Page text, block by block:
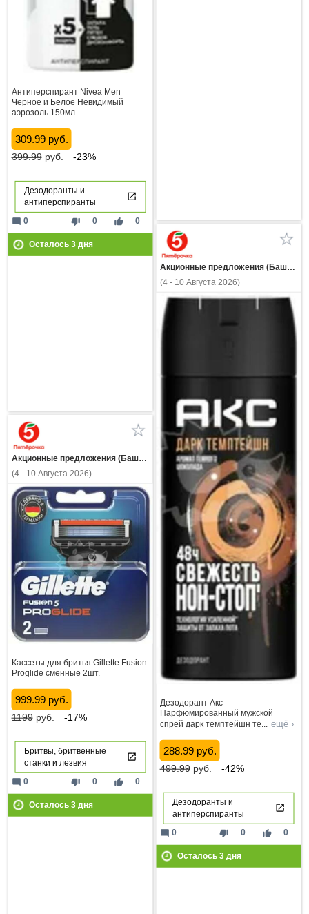
Антиперспирант Nivea Men
Черное и Белое Невидимый
аэрозоль 150мл
309.99 руб.
399.99руб. -23%
Дезодоранты и
антиперспиранты
thumb_down 0 thumb_up 0
mode_comment 0
Осталось 3дня
Акционные предложения (Башкортостан)
(4 - 10 Августа 2026)
Дезодорант Акс
Парфюмированный мужской
спрей дарк темптейшн те
ещё ›
288.99 руб.
499.99руб. -42%
Дезодоранты и
антиперспиранты
thumb_down 0 thumb_up 0
mode_comment 0
Осталось 3дня
Акционные предложения (Башкортостан)
(4 - 10 Августа 2026)
Кассеты для бритья Gillette Fusion
Proglide сменные 2шт.
999.99 руб.
1199руб. -17%
Бритвы, бритвенные
станки и лезвия
thumb_down 0 thumb_up 0
mode_comment 0
Осталось 3дня